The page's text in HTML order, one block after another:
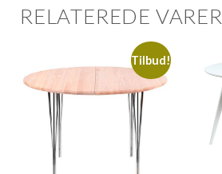
RELATEREDE VARER
Tilbud!